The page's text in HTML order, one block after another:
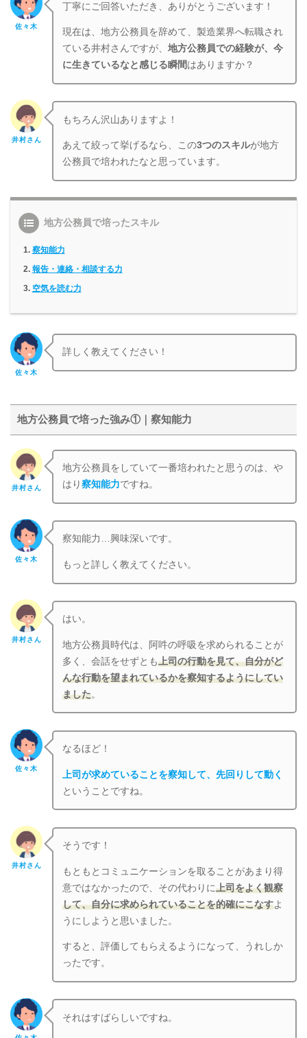
佐々木
丁寧にご回答いただき、ありがとうございます！
現在は、地方公務員を辞めて、製造業界へ転職され
ている井村さんですが、地方公務員での経験が、今
に生きているなと感じる瞬間 はありますか？
井村さん
もちろん沢山ありますよ！
あえて絞って挙げるなら、この3つのスキルが地方
公務員で培われたなと思っています。
地方公務員で培ったスキル
察知能力
報告・連絡・相談する力
空気を読む力
佐々木
詳しく教えてください！
地方公務員で培った強み①｜察知能力
井村さん
地方公務員をしていて一番培われたと思うのは、や
はり察知能力ですね。
佐々木
察知能力…興味深いです。
もっと詳しく教えてください。
井村さん
はい。
地方公務員時代は、阿吽の呼吸を求められることが
多く、会話をせずとも上司の行動を見て、自分がど
んな行動を望まれているかを察知するようにしてい
ました。
佐々木
なるほど！
上司が求めていることを察知して、先回りして動く
ということですね。
井村さん
そうです！
もともとコミュニケーションを取ることがあまり得
意ではなかったので、その代わりに上司をよく観察
して、自分に求められていることを的確にこなすよ
うにしようと思いました。
すると、評価してもらえるようになって、うれしか
ったです。
それはすばらしいですね。